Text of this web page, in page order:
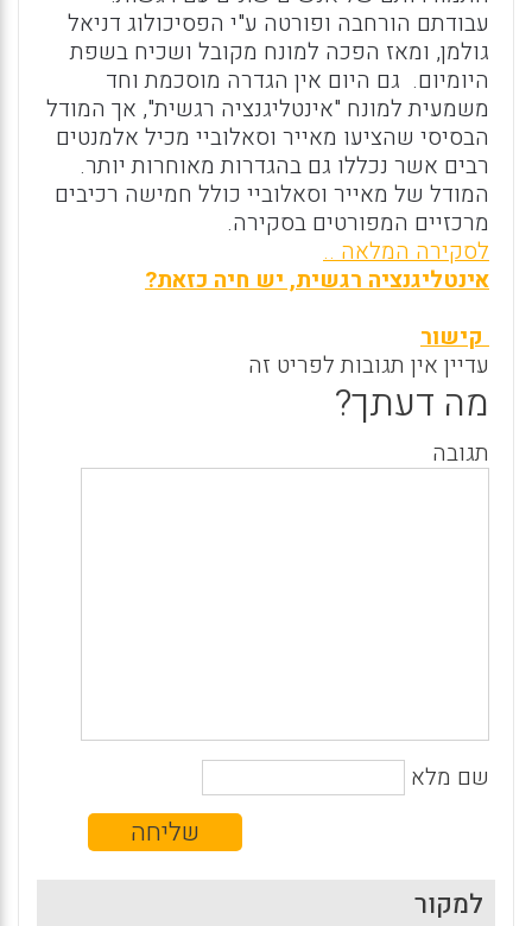
עבודתם הורחבה ופורטה ע"י הפסיכולוג דניאל
גולמן, ומאז הפכה למונח מקובל ושכיח בשפת
היומיום. גם היום אין הגדרה מוסכמת וחד
משמעית למונח "אינטליגנציה רגשית", אך המודל
הבסיסי שהציעו מאייר וסאלוביי מכיל אלמנטים
רבים אשר נכללו גם בהגדרות מאוחרות יותר.
המודל של מאייר וסאלוביי כולל חמישה רכיבים
מרכזיים המפורטים בסקירה.
לסקירה המלאה ..
אינטליגנציה רגשית, יש חיה כזאת?
קישור
עדיין אין תגובות לפריט זה
מה דעתך?
תגובה
שם מלא
למקור